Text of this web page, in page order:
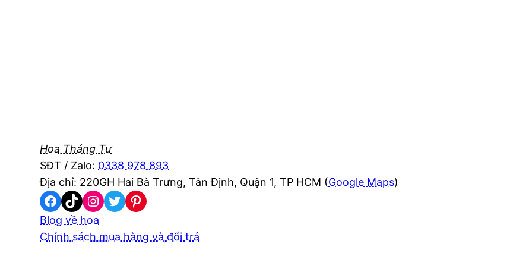
Hoa Tháng Tư
SĐT / Zalo: 0338 978 893
Địa chỉ: 220GH Hai Bà Trưng, Tân Định, Quận 1, TP HCM (Google Maps)
Facebook
TikTokInstagram
TwitterPinterest
Blog về hoa
Chính sách mua hàng và đổi trả